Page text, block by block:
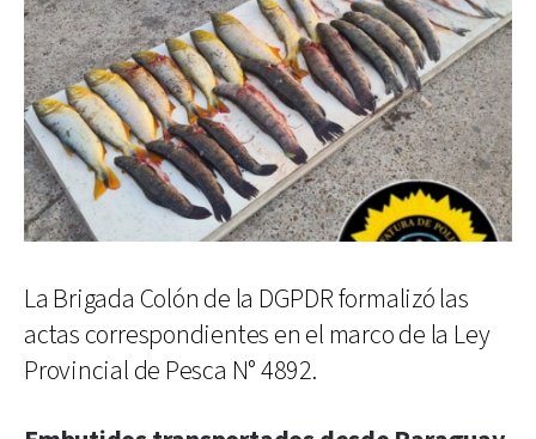
La Brigada Colón de la DGPDR formalizó las
actas correspondientes en el marco de la Ley
Provincial de Pesca N° 4892.